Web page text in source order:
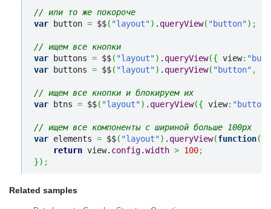
// или то же покороче
var button = $$( "layout") . queryView( "button") ;
// ищем все кнопки
var buttons = $$( "layout") . queryView({ view:
var buttons = $$( "layout") . queryView( "button" ,
// ищем все кнопки и блокируем их
var btns = $$( "layout") . queryView({ view: "button"
// ищем все компоненты с шириной больше 100px
var elements = $$( "layout") . queryView(function(
return view. config.width > 100;
}) ;
Related samples